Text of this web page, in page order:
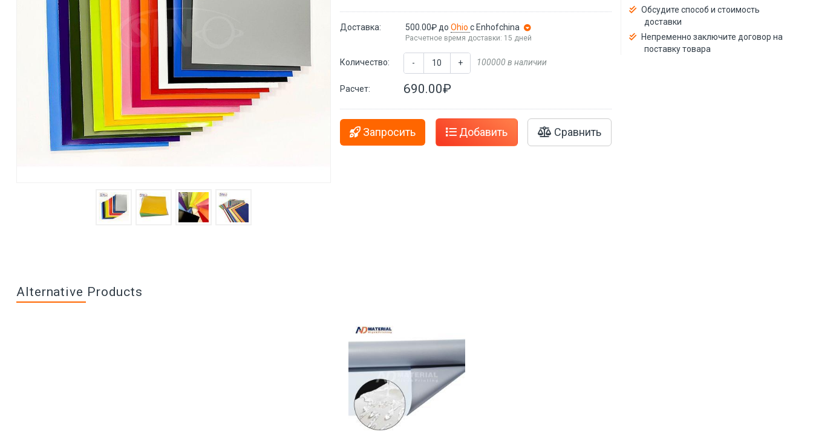
Доставка: 500.00₽ доOhioс Enhofchina
Расчетное время доставки: 15 дней
Количество: - + 100000 в наличии
Расчет: 690.00₽
Запросить Добавить Сравнить
Обсудите способ и стоимость
доставки
Непременно заключите договор на
поставку товара
Alternative Products